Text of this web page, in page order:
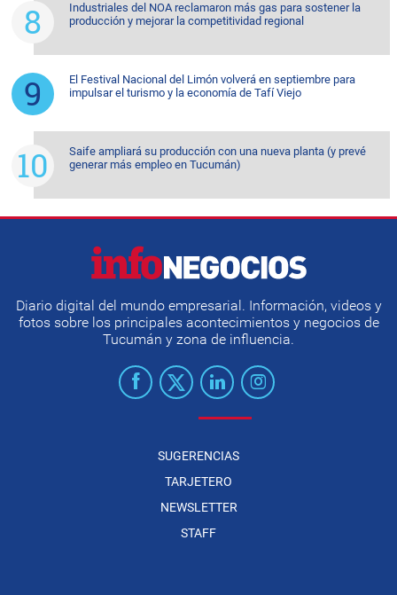
Industriales del NOA reclamaron más gas para sostener la
producción y mejorar la competitividad regional
El Festival Nacional del Limón volverá en septiembre para
impulsar el turismo y la economía de Tafí Viejo
Saife ampliará su producción con una nueva planta (y prevé
generar más empleo en Tucumán)
Diario digital del mundo empresarial. Información, videos y
fotos sobre los principales acontecimientos y negocios de
Tucumán y zona de influencia.
SUGERENCIAS
TARJETERO
NEWSLETTER
STAFF